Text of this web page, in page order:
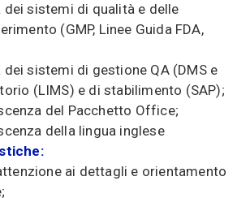
dei sistemi di qualità e delle
(GMP, Linee Guida FDA,
dei sistemi di gestione QA (DMS e
(LIMS) e di stabilimento (SAP);
del Pacchetto Office;
della lingua inglese
ai dettagli e orientamento